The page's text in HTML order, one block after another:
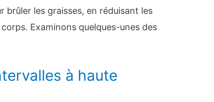
brûler les graisses, en réduisant les
Examinons quelques-unes des
à haute